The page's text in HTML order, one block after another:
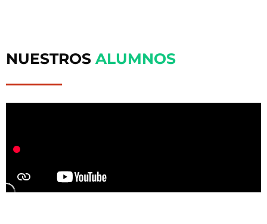
NUESTROS ALUMNOS